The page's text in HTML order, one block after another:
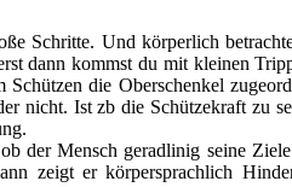
Schritte. Und körperlich
dann kommst du mit kleinen
die Oberschenkel
nicht. Ist zb die Schützekraft zu
der Mensch geradlinig seine
zeigt er körpersprachlich